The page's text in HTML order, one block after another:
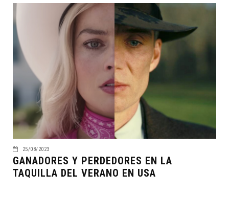
25/08/2023
GANADORES Y PERDEDORES EN LA
TAQUILLA DEL VERANO EN USA